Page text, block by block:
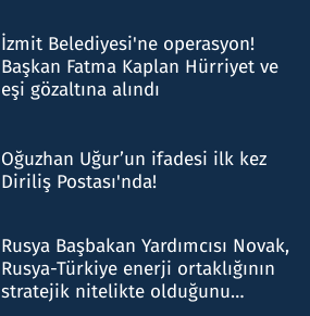
İzmit Belediyesi'ne operasyon!
Başkan Fatma Kaplan Hürriyet ve
eşi gözaltına alındı
Oğuzhan Uğur’un ifadesi ilk kez
Diriliş Postası'nda!
Rusya Başbakan Yardımcısı Novak,
Rusya-Türkiye enerji ortaklığının
stratejik nitelikte olduğunu